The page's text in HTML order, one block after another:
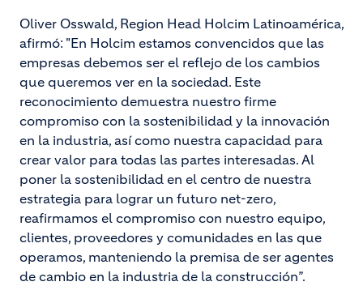
Oliver Osswald, Region Head Holcim Latinoamérica,
afirmó: "En Holcim estamos convencidos que las
empresas debemos ser el reflejo de los cambios
que queremos ver en la sociedad. Este
reconocimiento demuestra nuestro firme
compromiso con la sostenibilidad y la innovación
en la industria, así como nuestra capacidad para
crear valor para todas las partes interesadas. Al
poner la sostenibilidad en el centro de nuestra
estrategia para lograr un futuro net-zero,
reafirmamos el compromiso con nuestro equipo,
clientes, proveedores y comunidades en las que
operamos, manteniendo la premisa de ser agentes
de cambio en la industria de la construcción”.